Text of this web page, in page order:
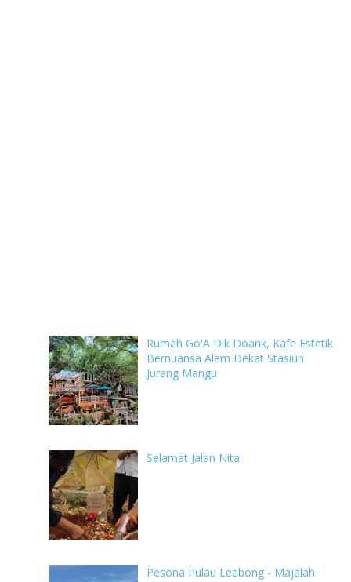
Rumah Go'A Dik Doank, Kafe Estetik
Bernuansa Alam Dekat Stasiun
Jurang Mangu
Selamat Jalan Nita
Pesona Pulau Leebong - Majalah